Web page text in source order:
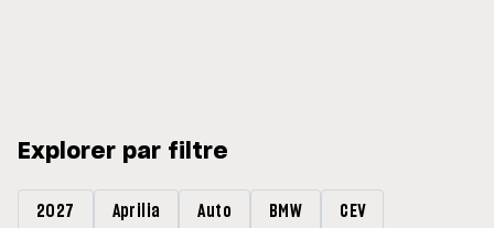
Explorer par filtre
2027 Aprilia Auto BMW CEV